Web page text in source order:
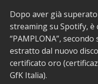
Dopo aver già
streaming su Spotify, è
“PAMPLONA”,
estratto dal nuovo
certificato oro
GfK Italia).